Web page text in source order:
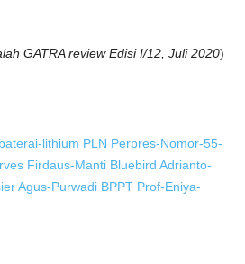
GATRA review Edisi I/12, Juli 2020)
baterai-lithium PLN Perpres-Nomor-55-
Firdaus-Manti Bluebird Adrianto-
Agus-Purwadi BPPT Prof-Eniya-